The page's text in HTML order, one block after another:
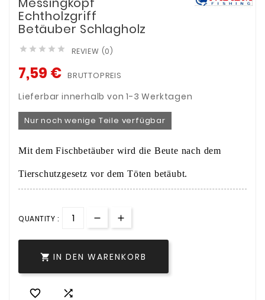
Echtholzgriff
Betäuber Schlagholz
     REVIEW (0)
7,59 € BRUTTOPREIS
Lieferbar innerhalb von 1-3 Werktagen
Nur noch wenige Teile verfügbar
Mit dem Fischbetäuber wird die Beute nach dem
Tierschutzgesetz vor dem Töten betäubt.
QUANTITY :
 IN DEN WARENKORB
 